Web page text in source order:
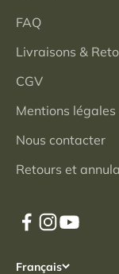
FAQ
Livraisons &
CGV
Mentions légales
Nous contacter
Retours et
Français